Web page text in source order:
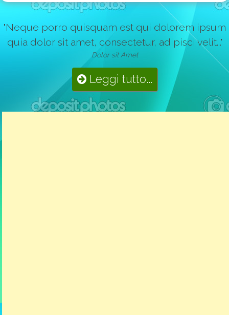
"Neque porro quisquam est qui dolorem ipsum
quia dolor sit amet, consectetur, adipisci velit..."
Dolor sit Amet
Leggi tutto...